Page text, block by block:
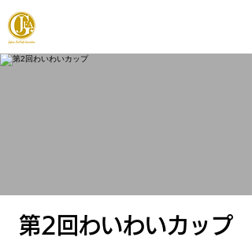
第2回わいわいカップ